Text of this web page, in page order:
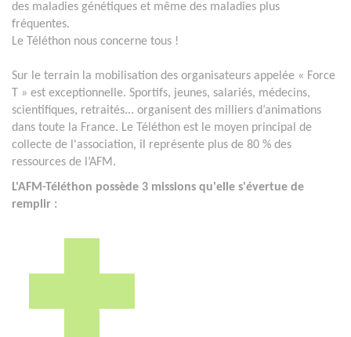
des maladies génétiques et même des maladies plus
fréquentes.
Le Téléthon nous concerne tous !
Sur le terrain la mobilisation des organisateurs appelée « Force
T » est exceptionnelle. Sportifs, jeunes, salariés, médecins,
scientifiques, retraités... organisent des milliers d’animations
dans toute la France. Le Téléthon est le moyen principal de
collecte de l'association, il représente plus de 80 % des
ressources de l’AFM.
L'AFM-Téléthon possède 3 missions qu'elle s'évertue de
remplir :